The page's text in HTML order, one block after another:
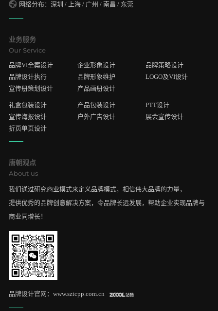
网络分布：深圳 / 上海 / 广州 / 南昌 / 东莞
业务服务
Our Service
品牌VI全案设计 企业形象设计
品牌策略设计
品牌设计执行
品牌形象维护
LOGO及VI设计
宣传册策划设计
产品画册设计
礼盒包装设计 产品包装设计
PTT设计
宣传海报设计
户外广告设计
展会宣传设计
折页单页设计
唐朝观点
About us
我们通过研究商业模式来定义品牌模式，相信伟大品牌的力量，
提供优秀的品牌创意解决方案，令品牌长远发展，帮助企业实现品牌与
商业同增长！
品牌设计官网： www.sztcpp.com.cn